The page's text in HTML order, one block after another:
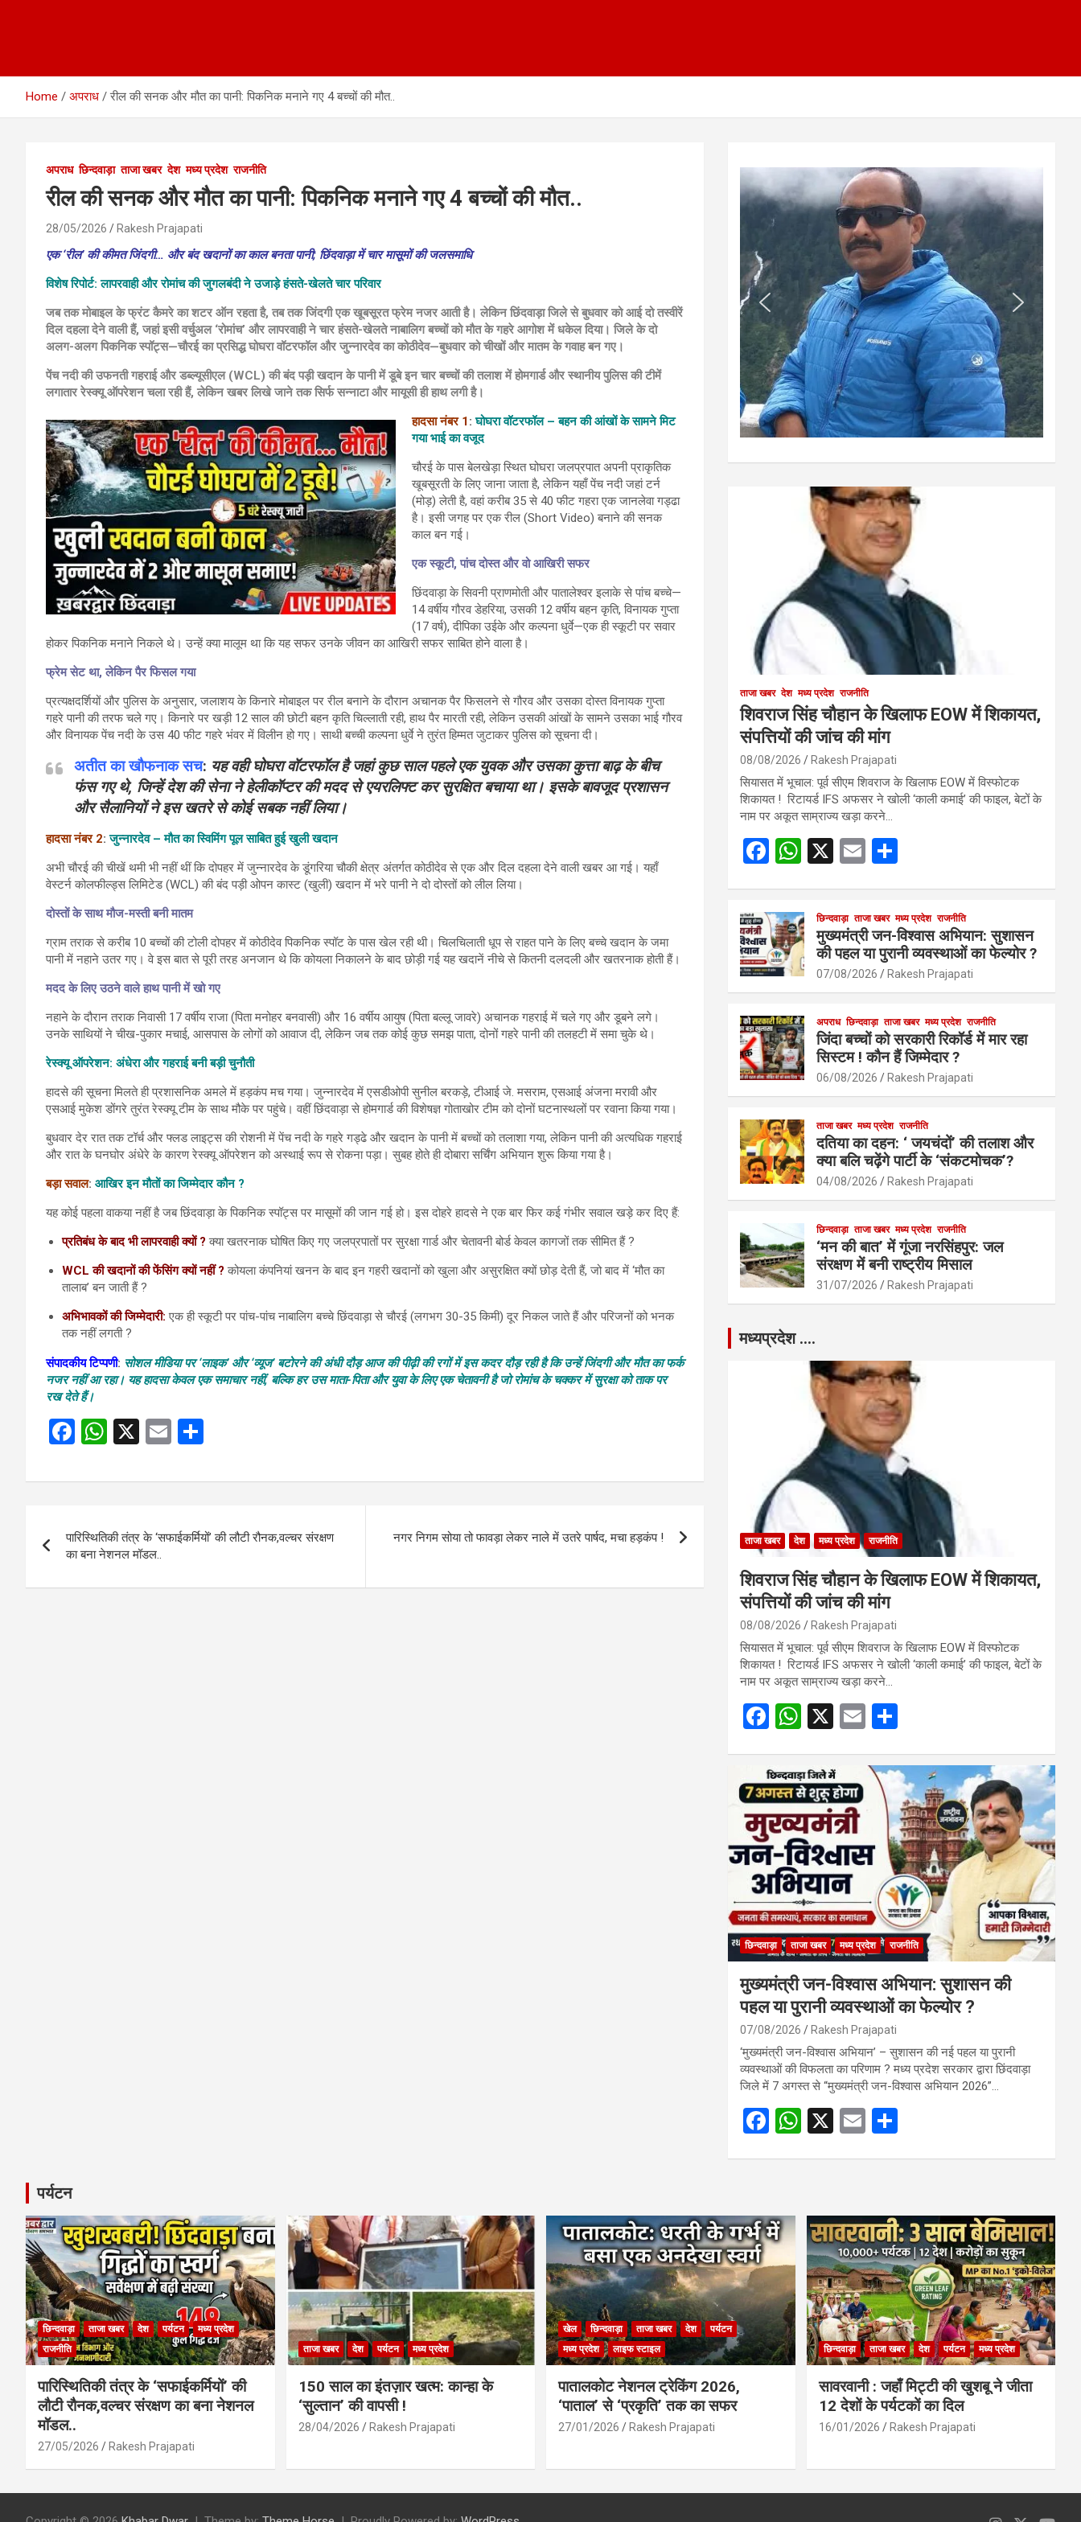
Home अपराध रील की सनक और मौत का पानी: पिकनिक मनाने गए 4 बच्चों की मौत..
अपराध छिन्दवाड़ा ताजा खबर देश मध्य प्रदेश राजनीति
रील की सनक और मौत का पानी: पिकनिक मनाने गए 4 बच्चों की मौत..
28/05/2026 Rakesh Prajapati
एक ‘रील’ की कीमत जिंदगी… और बंद खदानों का काल बनता पानी; छिंदवाड़ा में चार मासूमों की जलसमाधि
विशेष रिपोर्ट: लापरवाही और रोमांच की जुगलबंदी ने उजाड़े हंसते-खेलते चार परिवार
जब तक मोबाइल के फ्रंट कैमरे का शटर ऑन रहता है, तब तक जिंदगी एक खूबसूरत फ्रेम नजर आती है। लेकिन छिंदवाड़ा जिले से बुधवार को आई दो तस्वीरें
दिल दहला देने वाली हैं, जहां इसी वर्चुअल ‘रोमांच’ और लापरवाही ने चार हंसते-खेलते नाबालिग बच्चों को मौत के गहरे आगोश में धकेल दिया। जिले के दो
अलग-अलग पिकनिक स्पॉट्स—चौरई का प्रसिद्ध घोघरा वॉटरफॉल और जुन्नारदेव का कोठीदेव—बुधवार को चीखों और मातम के गवाह बन गए।
पेंच नदी की उफनती गहराई और डब्ल्यूसीएल (WCL) की बंद पड़ी खदान के पानी में डूबे इन चार बच्चों की तलाश में होमगार्ड और स्थानीय पुलिस की टीमें
लगातार रेस्क्यू ऑपरेशन चला रही हैं, लेकिन खबर लिखे जाने तक सिर्फ सन्नाटा और मायूसी ही हाथ लगी है।
हादसा नंबर 1:घोघरा वॉटरफॉल – बहन की आंखों के सामने मिट
गया भाई का वजूद
चौरई के पास बेलखेड़ा स्थित घोघरा जलप्रपात अपनी प्राकृतिक
खूबसूरती के लिए जाना जाता है, लेकिन यहाँ पेंच नदी जहां टर्न
(मोड़) लेती है, वहां करीब 35 से 40 फीट गहरा एक जानलेवा गड्ढा
है। इसी जगह पर एक रील (Short Video) बनाने की सनक
काल बन गई।
एक स्कूटी, पांच दोस्त और वो आखिरी सफर
छिंदवाड़ा के सिवनी प्राणमोती और पातालेश्वर इलाके से पांच बच्चे—
14 वर्षीय गौरव डेहरिया, उसकी 12 वर्षीय बहन कृति, विनायक गुप्ता
(17 वर्ष), दीपिका उईके और कल्पना धुर्वे—एक ही स्कूटी पर सवार
होकर पिकनिक मनाने निकले थे। उन्हें क्या मालूम था कि यह सफर उनके जीवन का आखिरी सफर साबित होने वाला है।
फ्रेम सेट था, लेकिन पैर फिसल गया
प्रत्यक्षदर्शियों और पुलिस के अनुसार, जलाशय के किनारे मोबाइल पर रील बनाने के दौरान अचानक पैर फिसलने से गौरव और उसका दोस्त विनायक गुप्ता
गहरे पानी की तरफ चले गए। किनारे पर खड़ी 12 साल की छोटी बहन कृति चिल्लाती रही, हाथ पैर मारती रही, लेकिन उसकी आंखों के सामने उसका भाई गौरव
और विनायक पेंच नदी के उस 40 फीट गहरे भंवर में विलीन हो गए। साथी बच्ची कल्पना धुर्वे ने तुरंत हिम्मत जुटाकर पुलिस को सूचना दी।
अतीत का खौफनाक सच: यह वही घोघरा वॉटरफॉल है जहां कुछ साल पहले एक युवक और उसका कुत्ता बाढ़ के बीच
फंस गए थे, जिन्हें देश की सेना ने हेलीकॉप्टर की मदद से एयरलिफ्ट कर सुरक्षित बचाया था। इसके बावजूद प्रशासन
और सैलानियों ने इस खतरे से कोई सबक नहीं लिया।
हादसा नंबर 2:जुन्नारदेव – मौत का स्विमिंग पूल साबित हुई खुली खदान
अभी चौरई की चीखें थमी भी नहीं थीं कि दोपहर में जुन्नारदेव के डूंगरिया चौकी क्षेत्र अंतर्गत कोठीदेव से एक और दिल दहला देने वाली खबर आ गई। यहाँ
वेस्टर्न कोलफील्ड्स लिमिटेड (WCL) की बंद पड़ी ओपन कास्ट (खुली) खदान में भरे पानी ने दो दोस्तों को लील लिया।
दोस्तों के साथ मौज-मस्ती बनी मातम
ग्राम तराक से करीब 10 बच्चों की टोली दोपहर में कोठीदेव पिकनिक स्पॉट के पास खेल रही थी। चिलचिलाती धूप से राहत पाने के लिए बच्चे खदान के जमा
पानी में नहाने उतर गए। वे इस बात से पूरी तरह अनजान थे कि कोयला निकालने के बाद छोड़ी गई यह खदानें नीचे से कितनी दलदली और खतरनाक होती हैं।
मदद के लिए उठने वाले हाथ पानी में खो गए
नहाने के दौरान तराक निवासी 17 वर्षीय राजा (पिता मनोहर बनवासी) और 16 वर्षीय आयुष (पिता बल्लू जावरे) अचानक गहराई में चले गए और डूबने लगे।
उनके साथियों ने चीख-पुकार मचाई, आसपास के लोगों को आवाज दी, लेकिन जब तक कोई कुछ समझ पाता, दोनों गहरे पानी की तलहटी में समा चुके थे।
रेस्क्यू ऑपरेशन: अंधेरा और गहराई बनी बड़ी चुनौती
हादसे की सूचना मिलते ही प्रशासनिक अमले में हड़कंप मच गया। जुन्नारदेव में एसडीओपी सुनील बरकड़े, टीआई जे. मसराम, एसआई अंजना मरावी और
एसआई मुकेश डोंगरे तुरंत रेस्क्यू टीम के साथ मौके पर पहुंचे। वहीं छिंदवाड़ा से होमगार्ड की विशेषज्ञ गोताखोर टीम को दोनों घटनास्थलों पर रवाना किया गया।
बुधवार देर रात तक टॉर्च और फ्लड लाइट्स की रोशनी में पेंच नदी के गहरे गड्ढे और खदान के पानी में बच्चों को तलाशा गया, लेकिन पानी की अत्यधिक गहराई
और रात के घनघोर अंधेरे के कारण रेस्क्यू ऑपरेशन को अस्थाई रूप से रोकना पड़ा। सुबह होते ही दोबारा सर्चिंग अभियान शुरू किया गया है।
बड़ा सवाल: आखिर इन मौतों का जिम्मेदार कौन ?
यह कोई पहला वाकया नहीं है जब छिंदवाड़ा के पिकनिक स्पॉट्स पर मासूमों की जान गई हो। इस दोहरे हादसे ने एक बार फिर कई गंभीर सवाल खड़े कर दिए हैं:
प्रतिबंध के बाद भी लापरवाही क्यों ? क्या खतरनाक घोषित किए गए जलप्रपातों पर सुरक्षा गार्ड और चेतावनी बोर्ड केवल कागजों तक सीमित हैं ?
WCL की खदानों की फेंसिंग क्यों नहीं ? कोयला कंपनियां खनन के बाद इन गहरी खदानों को खुला और असुरक्षित क्यों छोड़ देती हैं, जो बाद में ‘मौत का
तालाब’ बन जाती हैं ?
अभिभावकों की जिम्मेदारी: एक ही स्कूटी पर पांच-पांच नाबालिग बच्चे छिंदवाड़ा से चौरई (लगभग 30-35 किमी) दूर निकल जाते हैं और परिजनों को भनक
तक नहीं लगती ?
संपादकीय टिप्पणी: सोशल मीडिया पर ‘लाइक’ और ‘व्यूज’ बटोरने की अंधी दौड़ आज की पीढ़ी की रगों में इस कदर दौड़ रही है कि उन्हें जिंदगी और मौत का फर्क
नजर नहीं आ रहा। यह हादसा केवल एक समाचार नहीं, बल्कि हर उस माता-पिता और युवा के लिए एक चेतावनी है जो रोमांच के चक्कर में सुरक्षा को ताक पर
रख देते हैं।
F
ce
o
o
k
W
at
A
p
p
X
E
ail ar
navigation
पारिस्थितिकी तंत्र के ‘सफाईकर्मियों’ की लौटी रौनक,वल्चर संरक्षण
का बना नेशनल मॉडल..
नगर निगम सोया तो फावड़ा लेकर नाले में उतरे पार्षद, मचा हड़कंप !
ताजा खबर देश मध्य प्रदेश राजनीति
शिवराज सिंह चौहान के खिलाफ EOW में शिकायत,
संपत्तियों की जांच की मांग
08/08/2026 Rakesh Prajapati
सियासत में भूचाल: पूर्व सीएम शिवराज के खिलाफ EOW में विस्फोटक
शिकायत ! रिटायर्ड IFS अफसर ने खोली ‘काली कमाई’ की फाइल, बेटों के
नाम पर अकूत साम्राज्य खड़ा करने…
F
b
o
o
W
s
A
p
X
E
e
छिन्दवाड़ा ताजा खबर मध्य प्रदेश राजनीति
मुख्यमंत्री जन-विश्वास अभियान: सुशासन
की पहल या पुरानी व्यवस्थाओं का फेल्योर ?
07/08/2026 Rakesh Prajapati
अपराध छिन्दवाड़ा ताजा खबर मध्य प्रदेश राजनीति
जिंदा बच्चों को सरकारी रिकॉर्ड में मार रहा
सिस्टम ! कौन हैं जिम्मेदार ?
06/08/2026 Rakesh Prajapati
ताजा खबर मध्य प्रदेश राजनीति
दतिया का दहन: ‘ जयचंदों’ की तलाश और
क्या बलि चढ़ेंगे पार्टी के ‘संकटमोचक’?
04/08/2026 Rakesh Prajapati
छिन्दवाड़ा ताजा खबर मध्य प्रदेश राजनीति
‘मन की बात’ में गूंजा नरसिंहपुर: जल
संरक्षण में बनी राष्ट्रीय मिसाल
31/07/2026 Rakesh Prajapati
मध्यप्रदेश ….
ताजा खबर देश मध्य प्रदेश राजनीति
शिवराज सिंह चौहान के खिलाफ EOW में शिकायत,
संपत्तियों की जांच की मांग
08/08/2026 Rakesh Prajapati
सियासत में भूचाल: पूर्व सीएम शिवराज के खिलाफ EOW में विस्फोटक
शिकायत ! रिटायर्ड IFS अफसर ने खोली ‘काली कमाई’ की फाइल, बेटों के
नाम पर अकूत साम्राज्य खड़ा करने…
F
ce
b
o
o
k
W
at
s
A
p
p
X
E
ail ar
e
छिन्दवाड़ा ताजा खबर मध्य प्रदेश राजनीति
मुख्यमंत्री जन-विश्वास अभियान: सुशासन की
पहल या पुरानी व्यवस्थाओं का फेल्योर ?
07/08/2026 Rakesh Prajapati
‘मुख्यमंत्री जन-विश्वास अभियान’ – सुशासन की नई पहल या पुरानी
व्यवस्थाओं की विफलता का परिणाम ? मध्य प्रदेश सरकार द्वारा छिंदवाड़ा
जिले में 7 अगस्त से “मुख्यमंत्री जन-विश्वास अभियान 2026”…
F
o
o
k
W
A
p
p
X
E
पर्यटन
छिन्दवाड़ा ताजा खबर देश पर्यटन
मध्य प्रदेश
राजनीति
पारिस्थितिकी तंत्र के ‘सफाईकर्मियों’ की
लौटी रौनक,वल्चर संरक्षण का बना नेशनल
मॉडल..
27/05/2026 Rakesh Prajapati
ताजा खबर देश पर्यटन मध्य प्रदेश
150 साल का इंतज़ार खत्म: कान्हा के
‘सुल्तान’ की वापसी !
28/04/2026 Rakesh Prajapati
खेल छिन्दवाड़ा ताजा खबर देश
पर्यटन
मध्य प्रदेश
लाइफ स्टाइल
पातालकोट नेशनल ट्रेकिंग 2026,
‘पाताल’ से ‘प्रकृति’ तक का सफर
27/01/2026 Rakesh Prajapati
छिन्दवाड़ा ताजा खबर देश पर्यटन मध्य प्रदेश
सावरवानी : जहाँ मिट्टी की खुशबू ने जीता
12 देशों के पर्यटकों का दिल
16/01/2026 Rakesh Prajapati